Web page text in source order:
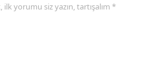
yorumu siz yazın, tartışalım *